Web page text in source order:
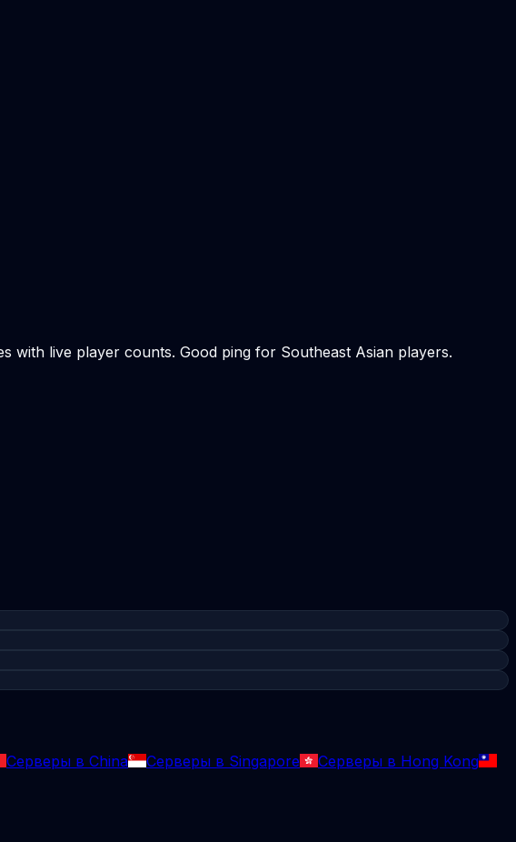
with live player counts. Good ping for Southeast Asian players.
Серверы в China Серверы в Singapore
Серверы в Hong Kong